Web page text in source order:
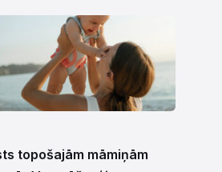
topošajām māmiņām